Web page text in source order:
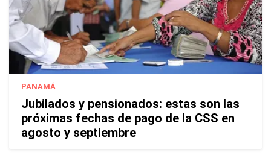
PANAMÁ
Jubilados y pensionados: estas son las
próximas fechas de pago de la CSS en
agosto y septiembre